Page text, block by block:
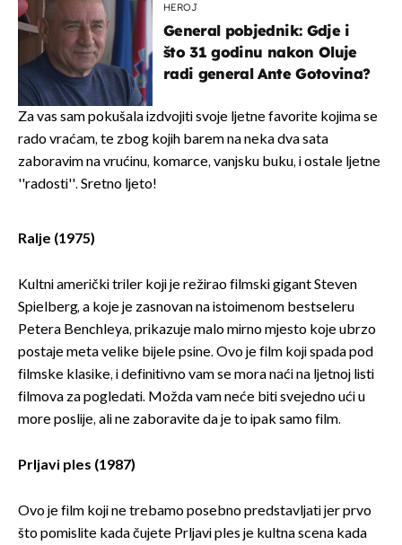
HEROJ
General pobjednik: Gdje i
što 31 godinu nakon Oluje
radi general Ante Gotovina?
Za vas sam pokušala izdvojiti svoje ljetne favorite kojima se
rado vraćam, te zbog kojih barem na neka dva sata
zaboravim na vrućinu, komarce, vanjsku buku, i ostale ljetne
''radosti''. Sretno ljeto!
Ralje (1975)
Kultni američki triler koji je režirao filmski gigant Steven
Spielberg, a koje je zasnovan na istoimenom bestseleru
Petera Benchleya, prikazuje malo mirno mjesto koje ubrzo
postaje meta velike bijele psine. Ovo je film koji spada pod
filmske klasike, i definitivno vam se mora naći na ljetnoj listi
filmova za pogledati. Možda vam neće biti svejedno ući u
more poslije, ali ne zaboravite da je to ipak samo film.
Prljavi ples (1987)
Ovo je film koji ne trebamo posebno predstavljati jer prvo
što pomislite kada čujete Prljavi ples je kultna scena kada